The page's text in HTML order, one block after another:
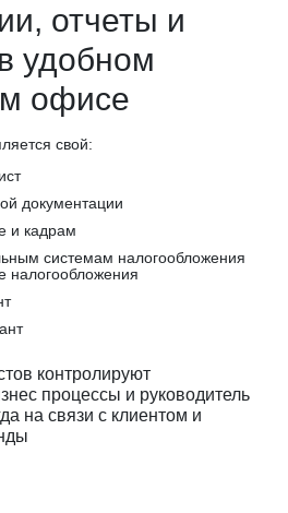
отчеты и
удобном
офисе
свой:
документации
и кадрам
системам налогообложения
налогообложения
контролируют
процессы и руководитель
на связи с клиентом и